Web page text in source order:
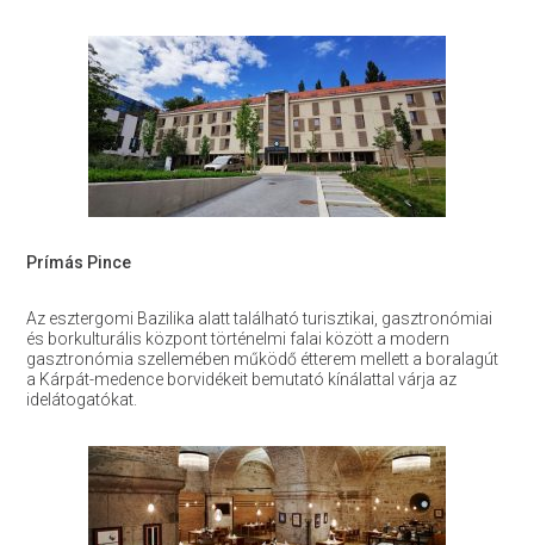
Prímás Pince
Az esztergomi Bazilika alatt található turisztikai, gasztronómiai
és borkulturális központ történelmi falai között a modern
gasztronómia szellemében működő étterem mellett a boralagút
a Kárpát-medence borvidékeit bemutató kínálattal várja az
idelátogatókat.